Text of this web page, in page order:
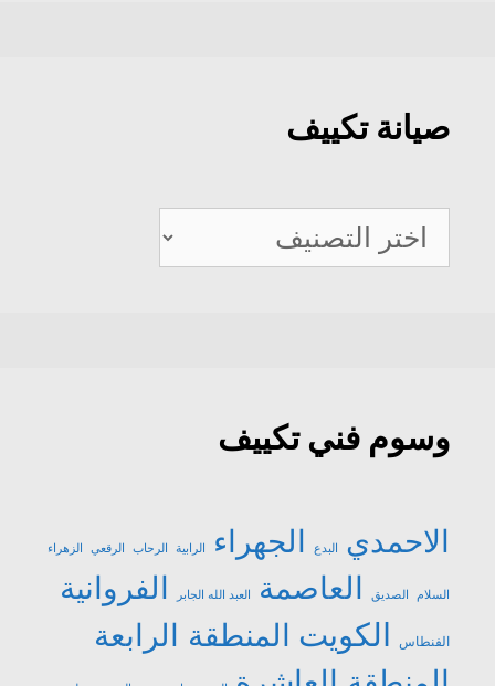
صيانة تكييف
صيانة
تكييف
وسوم فني تكييف
الاحمدي البدع الجهراء الرابية الرحاب الرقعي الزهراء
السلام الصديق العاصمة العبد الله الجابر الفروانية
الفنطاس الكويت المنطقة الرابعة